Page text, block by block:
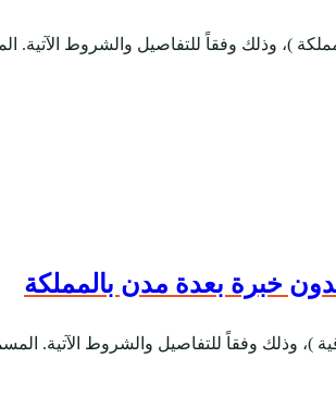
خبرة بعدة مدن بالمملكة
)، وذلك وفقاً للتفاصيل والشروط الآتية.